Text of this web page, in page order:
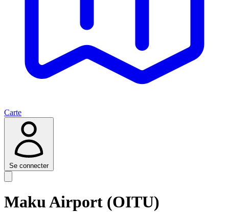
Carte
Se connecter
Maku Airport (OITU)